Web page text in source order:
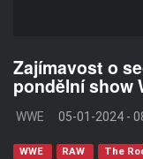
Zajímavost o
pondělní show
WWE 05-01-2024 -
WWE RAW The